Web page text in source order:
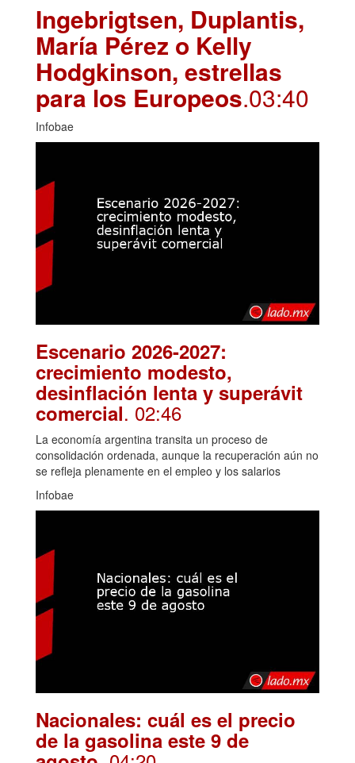
Ingebrigtsen, Duplantis,
María Pérez o Kelly
Hodgkinson, estrellas
para los Europeos.03:40
Infobae
Escenario 2026-2027:
crecimiento modesto,
desinflación lenta y superávit
comercial. 02:46
La economía argentina transita un proceso de
consolidación ordenada, aunque la recuperación aún no
se refleja plenamente en el empleo y los salarios
Infobae
Nacionales: cuál es el precio
de la gasolina este 9 de